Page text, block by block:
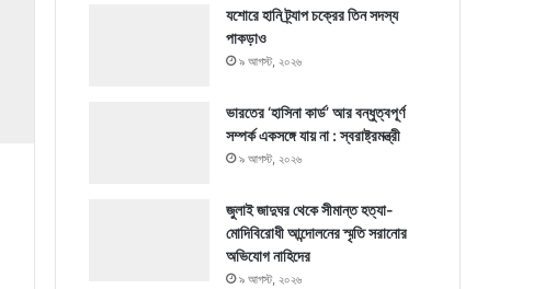
যশোরে হানি ট্র্যাপ চক্রের তিন সদস্য
পাকড়াও
৯ আগস্ট, ২০২৬
ভারতের ‘হাসিনা কার্ড’ আর বন্ধুত্বপূর্ণ
সম্পর্ক একসঙ্গে যায় না : স্বরাষ্ট্রমন্ত্রী
৯ আগস্ট, ২০২৬
জুলাই জাদুঘর থেকে সীমান্ত হত্যা-
মোদিবিরোধী আন্দোলনের স্মৃতি সরানোর
অভিযোগ নাহিদের
৯ আগস্ট, ২০২৬